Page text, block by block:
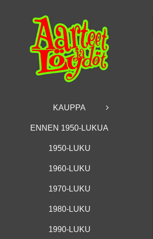
KAUPPA
ENNEN 1950-LUKUA
1950-LUKU
1960-LUKU
1970-LUKU
1980-LUKU
1990-LUKU